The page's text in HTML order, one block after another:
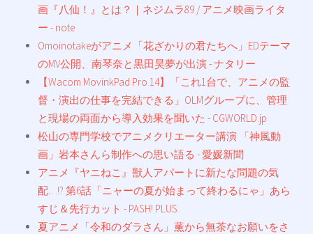
画『八仙！』とは？｜ネジムラ89 / アニメ映画ライタ
ー - note
Omoinotakeがアニメ「花ざかりの君たちへ」EDテーマ
のMV公開、南琴奈と黒田昊夢が出演 - ナタリー
【Wacom MovinkPad Pro 14】「これ1台で、アニメの監
督・演出の仕事を完結できる」OLMグループに、管理
と現場の両面から導入効果を聞いた - CGWORLD.jp
松山の専門学校でアニメクリエーター講演 「神風動
画」岩本さんら制作への思い語る - 愛媛新聞
アニメ『ヤニねこ』獣人アパートに新たな問題の気
配…!? 第6話「ニャーの夏が始まって終わるにゃ」あら
すじ＆先行カット - PASH! PLUS
夏アニメ「令和のダラさん」薫から無茶なお願いをさ